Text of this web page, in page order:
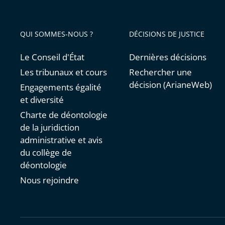
QUI SOMMES-NOUS ?
Le Conseil d'État
Les tribunaux et cours
Engagements égalité
et diversité
Charte de déontologie
de la juridiction
administrative et avis
du collège de
déontologie
Nous rejoindre
DÉCISIONS DE JUSTICE
Dernières décisions
Rechercher une
décision (ArianeWeb)